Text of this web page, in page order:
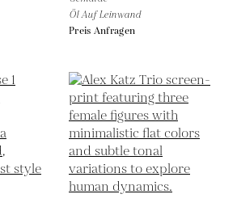
Öl Auf Leinwand
Preis Anfragen